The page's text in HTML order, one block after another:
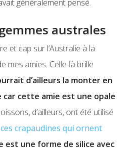
généralement pensé.
australes
et cap sur l’Australie à la
mes amies. Celle-là brille
d’ailleurs la monter en
car cette amie est une opale
d’ailleurs, ont été utilisé
ces crapaudines qui ornent
est une forme de silice avec